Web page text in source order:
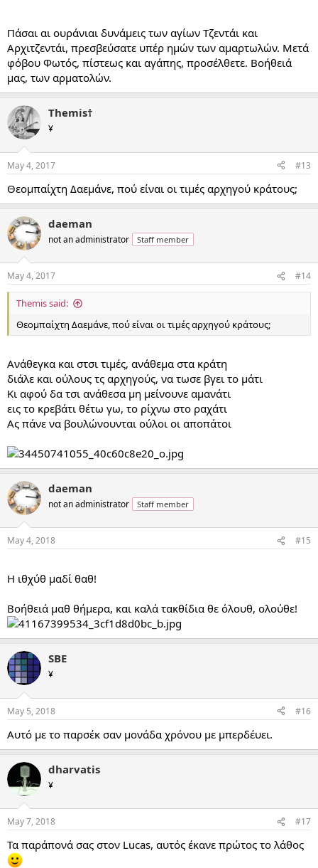
Πάσαι αι ουράνιαι δυνάμεις των αγίων Τζεντάι και
Αρχιτζεντάι, πρεσβεύσατε υπέρ ημών των αμαρτωλών. Μετά
φόβου Φωτός, πίστεως και αγάπης, προσέλθετε. Βοήθειά
μας, των αρματολών.
Themis†
¥
May 4, 2017 #13
Θεομπαίχτη Δαεμάνε, πού είναι οι τιμές αρχηγού κράτους;
daeman
not an administrator Staff member
May 4, 2017 #14
Themis said:
Θεομπαίχτη Δαεμάνε, πού είναι οι τιμές αρχηγού κράτους;
Ανάθεγκα και στσι τιμές, ανάθεμα στα κράτη
διάλε και ούλους τς αρχηγούς, να τωσε βγει το μάτι
Κι αφού δα τσι ανάθεσα μη μείνουνε αμανάτι
εις το κρεβάτι θέτω γω, το ρίχνω στο ραχάτι
Ας πάνε να βουλώνουνται ούλοι οι αποπάτοι
daeman
not an administrator Staff member
May 4, 2018 #15
Η ιθχύθ μαδί θαθ!
Βοήθειά μαθ θήμερα, και καλά τακθίδια θε όλουθ, ολούθε!
SBE
¥
May 5, 2018 #16
Aυτό με το παρσέκ σαν μονάδα χρόνου με μπερδέυει.
dharvatis
¥
May 7, 2018 #17
Τα παράπονά σας στον Lucas, αυτός έκανε πρώτος το λάθος